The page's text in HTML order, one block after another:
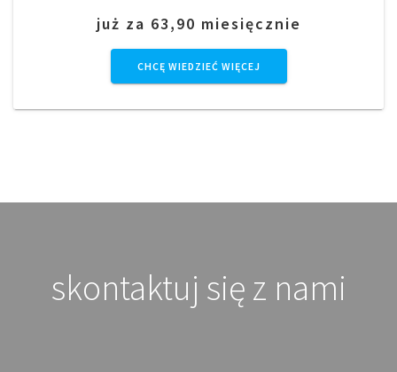
już za 63,90 miesięcznie
CHCĘ WIEDZIEĆ WIĘCEJ
skontaktuj się z nami